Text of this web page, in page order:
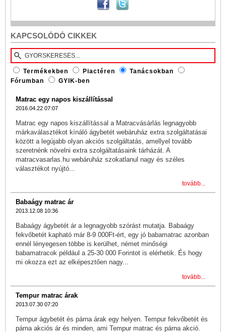
KAPCSOLÓDÓ CIKKEK
Termékekben Piactéren
Tanácsokban
Fórumban
GYIK-ben
Matrac egy napos kiszállítással
2016.04.22 07:07
Matrac egy napos kiszállítással a Matracvásárlás legnagyobb
márkaválasztékot kínáló ágybetét webáruház extra szolgáltatásai
között a legújabb olyan akciós szolgáltatás, amellyel tovább
szeretnénk növelni extra szolgáltatásaink tárházát. A
matracvasarlas.hu webáruház szokatlanul nagy és széles
választékot nyújtó...
tovább...
Babaágy matrac ár
2013.12.08 10:36
Babaágy ágybetét ár a legnagyobb szórást mutatja. Babaágy
fekvőbetét kapható már 8-9 000Ft-ért, egy jó babamatrac azonban
ennél lényegesen többe is kerülhet, német minőségi
babamatracok például a 25-30 000 Forintot is elérhetik. És hogy
mi okozza ezt az elképesztően nagy...
tovább...
Tempur matrac árak
2013.07.30 07:20
Tempur ágybetét és párna árak egy helyen. Tempur fekvőbetét és
párna akciós ár és minden, ami Tempur matrac és párna akció.